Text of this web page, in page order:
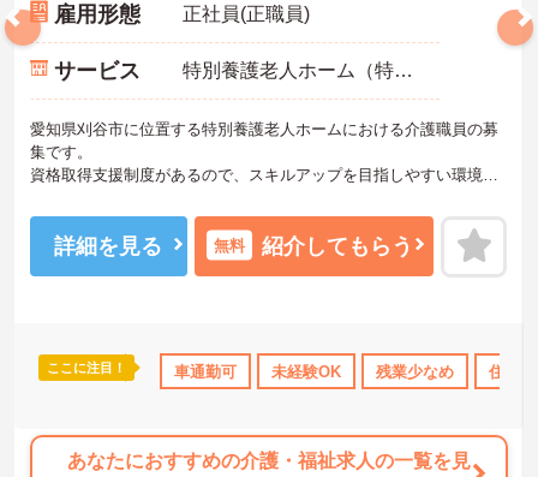
宅手当・補助 託児所・育児補助 無資格OK 年間休日110日以上
雇用形態 正社員(正職員)
サービス 特別養護老人ホーム（特養）
愛知県刈谷市に位置する特別養護老人ホームにおける介護職員の募
集です。
資格取得支援制度があるので、スキルアップを目指しやすい環境が
マイカー通勤可能なので通勤ラクラク♪
ご興味のある方には面接ポイントをお伝えしますので、お気軽にお
詳細を見る 無料 紹介してもらう
ここに注目！ 車通勤可 未経験OK 残業少なめ 住宅
あなたにおすすめの介護・福祉求人の一覧を見